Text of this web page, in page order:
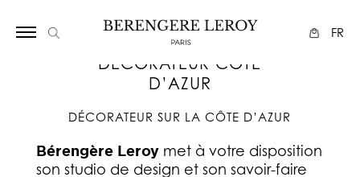
FR
DECORATEUR COTE
D’AZUR
DÉCORATEUR SUR LA CÔTE D’AZUR
Bérengère Leroymet à votre disposition
son studio de design et son savoir-faire